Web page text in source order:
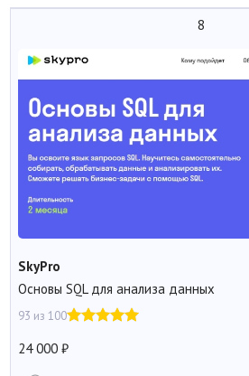
8
SkyPro
Основы SQL для анализа данных
93 из 100
24 000